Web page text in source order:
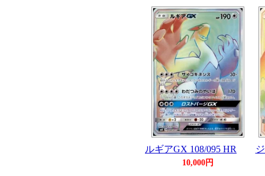
ルギアGX 108/095 HR
10,000円